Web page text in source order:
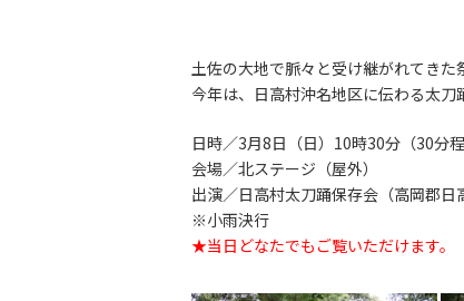
土佐の大地で脈々と受け継がれてきた
今年は、日高村沖名地区に伝わる太刀
日時／3月8日（日）10時30分（30分程
会場／北ステージ（屋外）
出演／日高村太刀踊保存会（高岡郡日
※小雨決行
★当日どなたでもご覧いただけます。